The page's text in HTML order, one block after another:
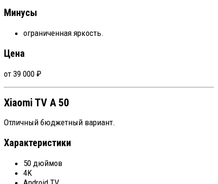
Минусы
ограниченная яркость.
Цена
от 39 000 ₽
Xiaomi TV A 50
Отличный бюджетный вариант.
Характеристики
50 дюймов
4K